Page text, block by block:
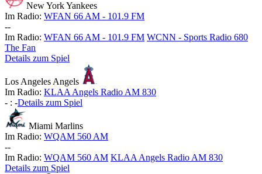
New York Yankees
Im Radio: WFAN 66 AM - 101.9 FM
--
Im Radio: WFAN 66 AM - 101.9 FM WCNN - Sports Radio 680
The Fan
Details zum Spiel
Los Angeles Angels
Im Radio: KLAA Angels Radio AM 830
- : -Details zum Spiel
Miami Marlins
Im Radio: WQAM 560 AM
--
Im Radio: WQAM 560 AM KLAA Angels Radio AM 830
Details zum Spiel